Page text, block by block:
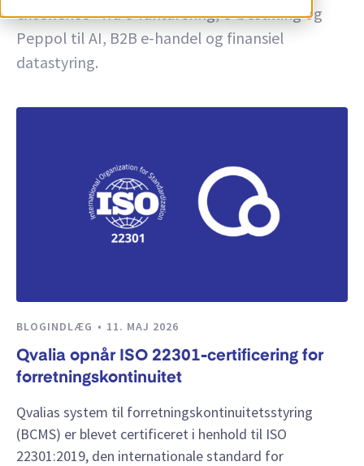
excellence - fra e-fakturering, e-bestilling og
Peppol til AI, B2B e-handel og finansiel
datastyring.
BLOGINDLÆG 11. MAJ 2026
Qvalia opnår ISO 22301-certificering for
forretningskontinuitet
Qvalias system til forretningskontinuitetsstyring
(BCMS) er blevet certificeret i henhold til ISO
22301:2019, den internationale standard for